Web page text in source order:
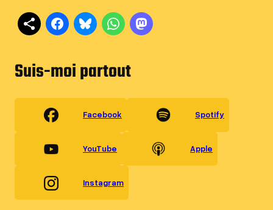
Suis-moi partout
Facebook Spotify
YouTube Apple
Instagram